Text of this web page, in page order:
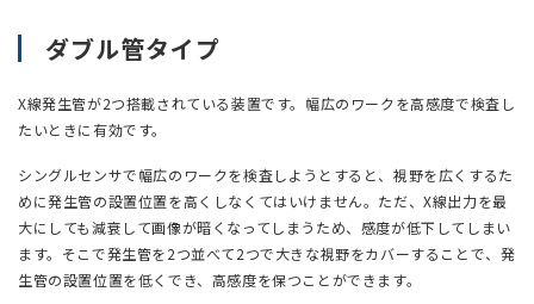
ダブル管タイプ
X線発生管が2つ搭載されている装置です。幅広のワークを高感度で検査し
たいときに有効です。
シングルセンサで幅広のワークを検査しようとすると、視野を広くするた
めに発生管の設置位置を高くしなくてはいけません。ただ、X線出力を最
大にしても減衰して画像が暗くなってしまうため、感度が低下してしまい
ます。そこで発生管を2つ並べて2つで大きな視野をカバーすることで、発
生管の設置位置を低くでき、高感度を保つことができます。